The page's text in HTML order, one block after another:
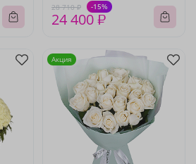
28 710 ₽ -15%
24 400 ₽
Акция